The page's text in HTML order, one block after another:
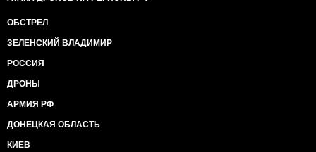
ОБСТРЕЛ
ЗЕЛЕНСКИЙ ВЛАДИМИР
РОССИЯ
ДРОНЫ
АРМИЯ РФ
ДОНЕЦКАЯ ОБЛАСТЬ
КИЕВ